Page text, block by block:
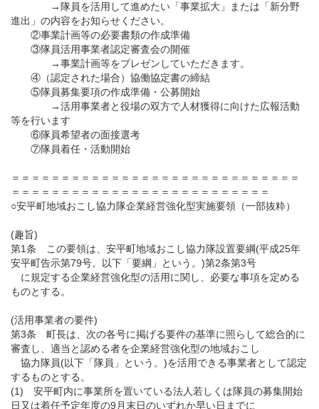
→隊員を活用して進めたい「事業拡大」または「新分野
進出」の内容をお知らせください。
②事業計画等の必要書類の作成準備
③隊員活用事業者認定審査会の開催
→事業計画等をプレゼンしていただきます。
④（認定された場合）協働協定書の締結
⑤隊員募集要項の作成準備・公募開始
→活用事業者と役場の双方で人材獲得に向けた広報活動
等を行います
⑥隊員希望者の面接選考
⑦隊員着任・活動開始
＝＝＝＝＝＝＝＝＝＝＝＝＝＝＝＝＝＝＝＝＝＝＝＝＝＝＝＝＝
＝＝＝＝＝＝＝＝＝＝＝＝＝＝＝＝＝＝＝＝＝＝＝＝＝＝
○安平町地域おこし協力隊企業経営強化型実施要領（一部抜粋）
(趣旨)
第1条 この要領は、安平町地域おこし協力隊設置要綱(平成25年
安平町告示第79号。以下「要綱」という。)第2条第3号
に規定する企業経営強化型の活用に関し、必要な事項を定める
ものとする。
(活用事業者の要件)
第3条 町長は、次の各号に掲げる要件の基準に照らして総合的に
審査し、適当と認める者を企業経営強化型の地域おこし
協力隊員(以下「隊員」という。)を活用できる事業者として認定
するものとする。
(1) 安平町内に事業所を置いている法人若しくは隊員の募集開始
日又は着任予定年度の9月末日のいずれか早い日までに